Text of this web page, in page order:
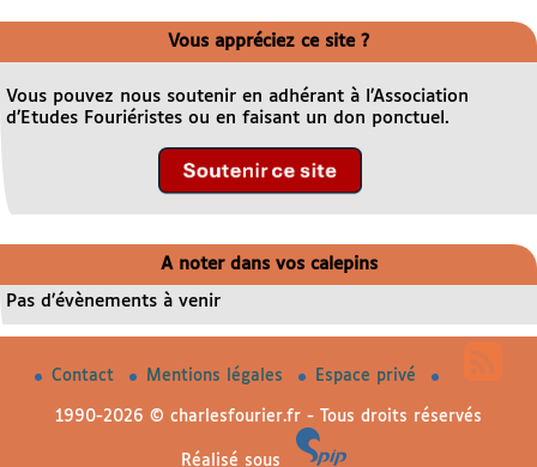
Vous appréciez ce site ?
Vous pouvez nous soutenir en adhérant à l’Association
d’Etudes Fouriéristes ou en faisant un don ponctuel.
A noter dans vos calepins
Pas d’évènements à venir
Contact Mentions légales Espace privé
1990-2026 © charlesfourier.fr - Tous droits réservés
Réalisé sous